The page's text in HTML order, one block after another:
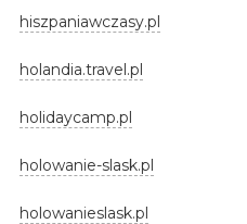
hiszpaniawczasy.pl
holandia.travel.pl
holidaycamp.pl
holowanie-slask.pl
holowanieslask.pl